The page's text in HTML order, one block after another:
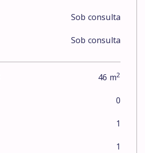
Sob consulta
Sob consulta
46 m2
0
1
1